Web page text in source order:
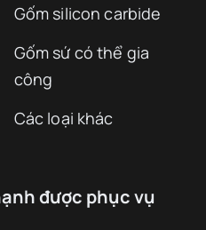
Gốm silicon carbide
Gốm sứ có thể gia
công
Các loại khác
được phục vụ